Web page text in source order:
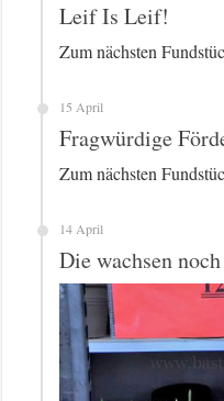
Leif Is Leif!
Zum nächsten
15 April
Fragwürdige
Zum nächsten
14 April
Die wachsen noch